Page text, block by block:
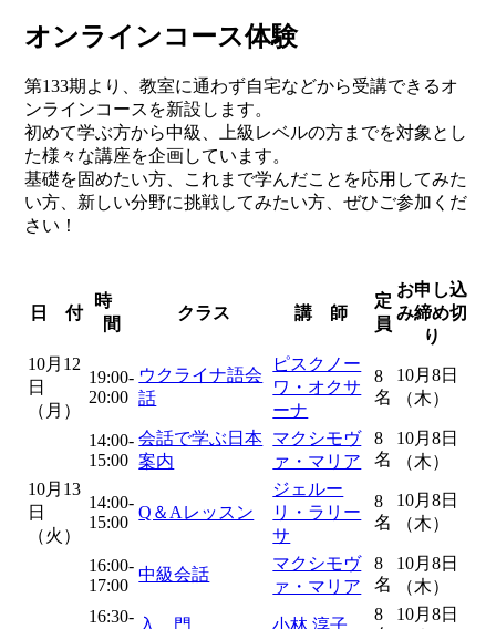
オンラインコース体験
第133期より、教室に通わず自宅などから受講できるオ
ンラインコースを新設します。
初めて学ぶ方から中級、上級レベルの方までを対象とし
た様々な講座を企画しています。
基礎を固めたい方、これまで学んだことを応用してみた
い方、新しい分野に挑戦してみたい方、ぜひご参加くだ
さい！
日 付
時
間
クラス 講 師
定
員
お申し込
み締め切
り
10月12
日
（月）
19:00-
20:00
ウクライナ語会
話
ピスクノー
ワ・オクサ
ーナ
8
名
10月8日
（木）
10月13
日
（火）
14:00-
15:00
会話で学ぶ日本
案内
マクシモヴ
ァ・マリア
8
名
10月8日
（木）
14:00-
15:00
Q＆Aレッスン
ジェルー
リ・ラリー
サ
8
名
10月8日
（木）
16:00-
17:00
中級会話
マクシモヴ
ァ・マリア
8
名
10月8日
（木）
16:30-
8
10月8日